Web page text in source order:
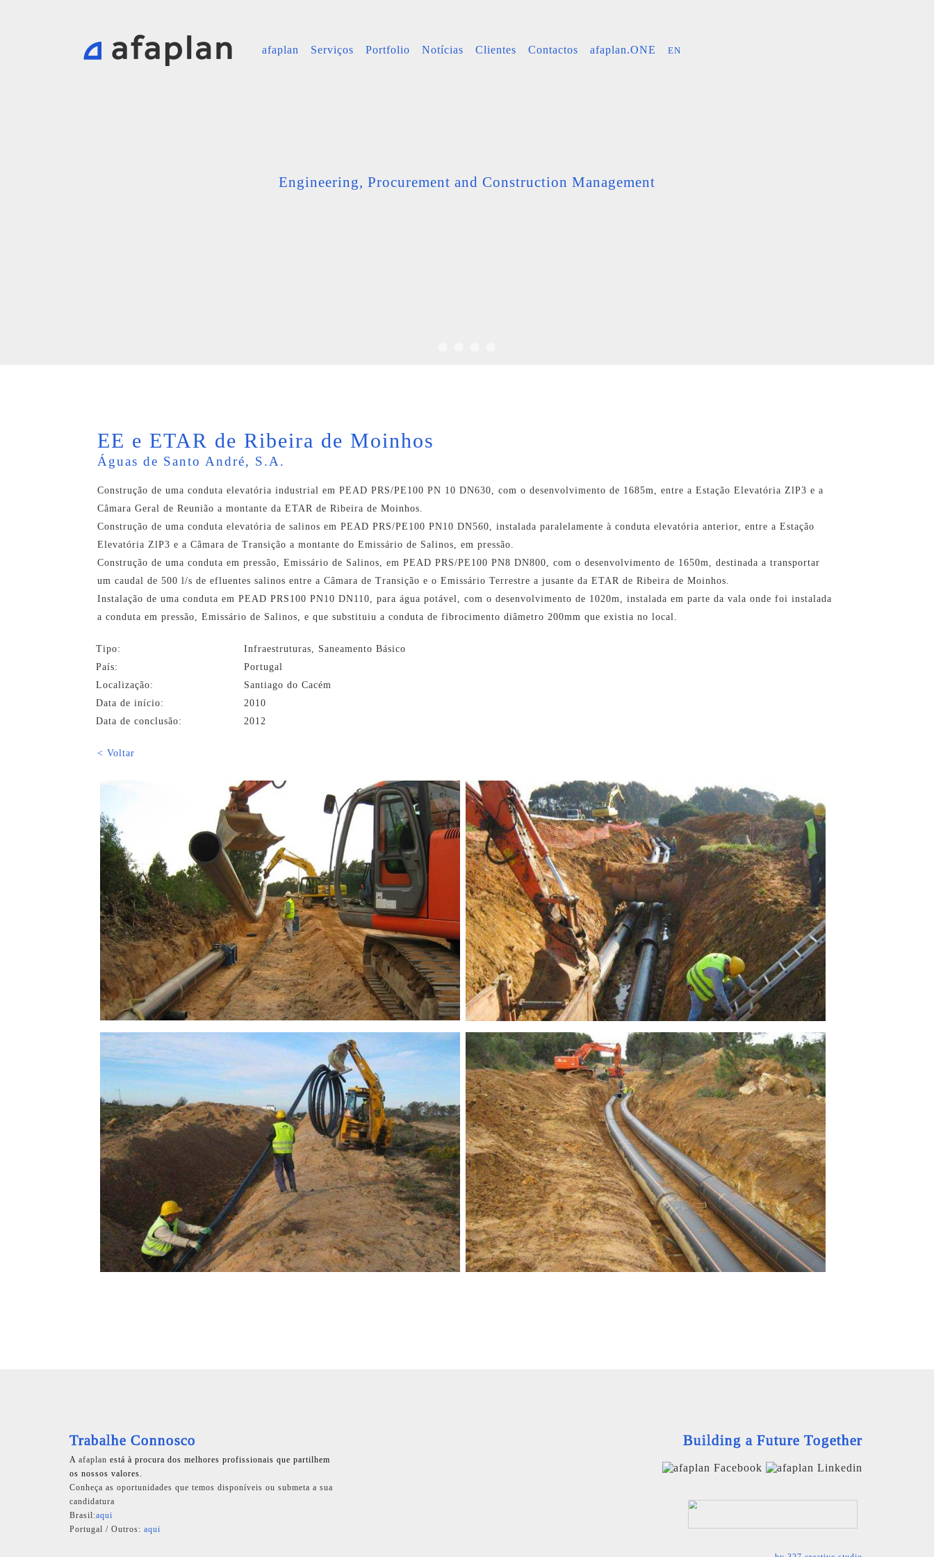
afaplan Serviços Portfolio Notícias Clientes Contactos afaplan.ONE EN
Engineering, Procurement and Construction Management
EE e ETAR de Ribeira de Moinhos
Águas de Santo André, S.A.
Construção de uma conduta elevatória industrial em PEAD PRS/PE100 PN 10 DN630, com o desenvolvimento de 1685m, entre a Estação Elevatória ZlP3 e a
Câmara Geral de Reunião a montante da ETAR de Ribeira de Moinhos.
Construção de uma conduta elevatória de salinos em PEAD PRS/PE100 PN10 DN560, instalada paralelamente à conduta elevatória anterior, entre a Estação
Elevatória ZlP3 e a Câmara de Transição a montante do Emissário de Salinos, em pressão.
Construção de uma conduta em pressão, Emissário de Salinos, em PEAD PRS/PE100 PN8 DN800, com o desenvolvimento de 1650m, destinada a transportar
um caudal de 500 l/s de efluentes salinos entre a Câmara de Transição e o Emissário Terrestre a jusante da ETAR de Ribeira de Moinhos.
Instalação de uma conduta em PEAD PRS100 PN10 DN110, para água potável, com o desenvolvimento de 1020m, instalada em parte da vala onde foi instalada
a conduta em pressão, Emissário de Salinos, e que substituiu a conduta de fibrocimento diâmetro 200mm que existia no local.
Tipo:
Infraestruturas, Saneamento Básico
País:
Portugal
Localização:
Santiago do Cacém
Data de início:
2010
Data de conclusão:
2012
< Voltar
Trabalhe Connosco
A afaplan está à procura dos melhores profissionais que partilhem
os nossos valores.
Conheça as oportunidades que temos disponíveis ou submeta a sua
candidatura
Brasil:aqui
Portugal / Outros: aqui
Building a Future Together